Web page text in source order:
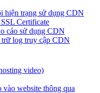
hiện trạng sử dụng CDN
Certificate
cáo sử dụng CDN
log truy cập CDN
video)
website thông qua